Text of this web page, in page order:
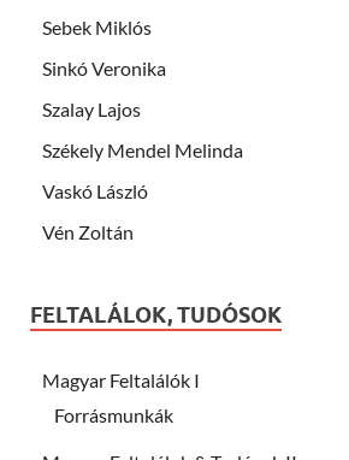
Sebek Miklós
Sinkó Veronika
Szalay Lajos
Székely Mendel Melinda
Vaskó László
Vén Zoltán
FELTALÁLOK, TUDÓSOK
Magyar Feltalálók I
Forrásmunkák